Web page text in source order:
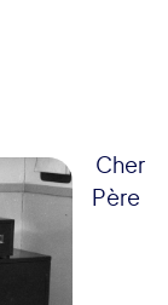
Cher
Père